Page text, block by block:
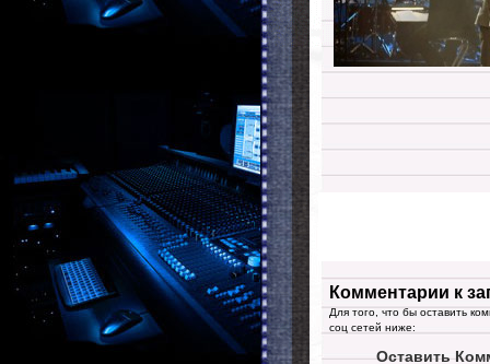
Комментарии к
Для того, что бы оставить
соц сетей ниже:
Оставить